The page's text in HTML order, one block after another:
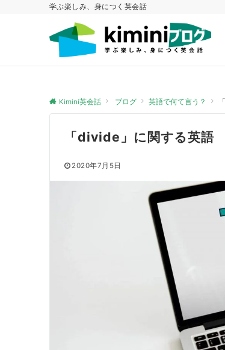
学ぶ楽しみ、身につく英会話
Kimini英会話 ブログ 英語で何て言う？
「divide」に関する英語
2020年7月5日